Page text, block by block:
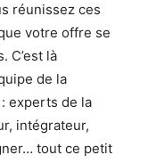
réunissez ces
votre offre se
C’est là
de la
: experts de la
intégrateur,
tout ce petit